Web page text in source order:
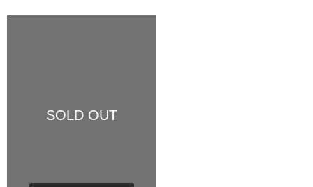
SOLD OUT